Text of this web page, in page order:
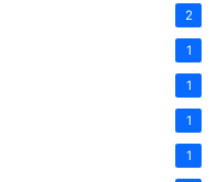
2
1
1
1
1